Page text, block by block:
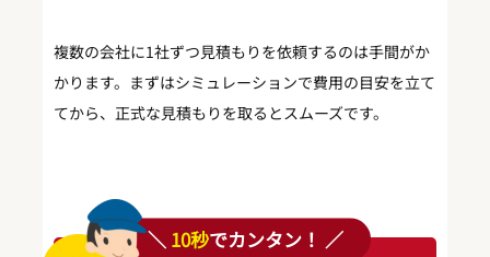
複数の会社に1社ずつ見積もりを依頼するのは手間がか
かります。まずはシミュレーションで費用の目安を立て
てから、正式な見積もりを取るとスムーズです。
＼ 10秒でカンタン！ ／